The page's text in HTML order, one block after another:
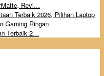
Revi…
Terbaik 2…